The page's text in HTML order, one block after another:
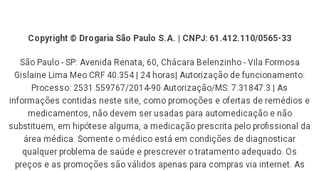
CopyrightCopyright © Drogaria São Paulo S.A. | CNPJ: 61.412.110/0565-33
São Paulo - SP: Avenida Renata, 60, Chácara Belenzinho - Vila Formosa
Gislaine Lima Meo CRF 40.354 | 24 horas| Autorização de funcionamento:
Processo: 2531.559767/2014-90 Autorização/MS: 7.31847.3 | As
informações contidas neste site, como promoções e ofertas de remédios e
medicamentos, não devem ser usadas para automedicação e não
substituem, em hipótese alguma, a medicação prescrita pelo profissional da
área médica. Somente o médico está em condições de diagnosticar
qualquer problema de saúde e prescrever o tratamento adequado. Os
preços e as promoções são válidos apenas para compras via internet. As